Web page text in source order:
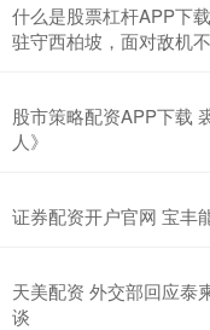
什么是股票杠杆APP下
驻守西柏坡，面对敌机
股市策略配资APP下载
人》
证券配资开户官网 宝丰
天美配资 外交部回应泰
谈